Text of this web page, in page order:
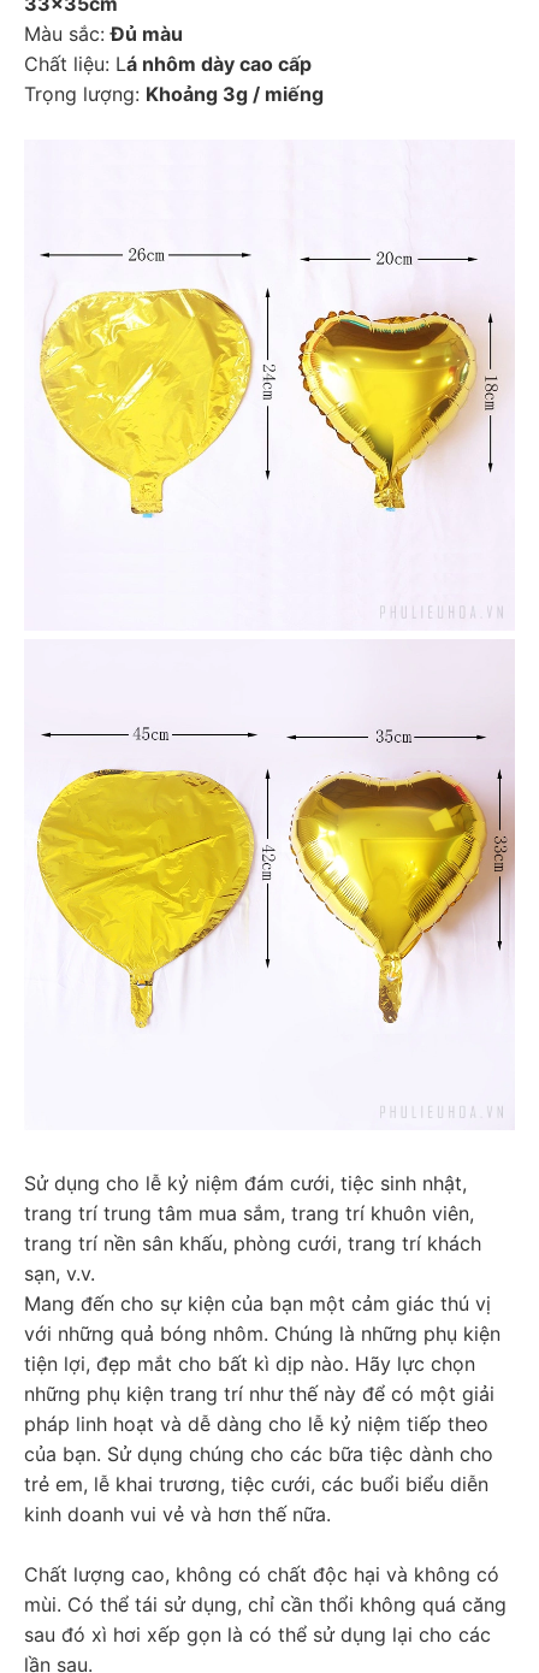
Màu sắc: Đủ màu
Chất liệu: Lá nhôm dày cao cấp
Trọng lượng: Khoảng 3g / miếng
Sử dụng cho lễ kỷ niệm đám cưới, tiệc sinh nhật,
trang trí trung tâm mua sắm, trang trí khuôn viên,
trang trí nền sân khấu, phòng cưới, trang trí khách
sạn, v.v.
Mang đến cho sự kiện của bạn một cảm giác thú vị
với những quả bóng nhôm. Chúng là những phụ kiện
tiện lợi, đẹp mắt cho bất kì dịp nào. Hãy lực chọn
những phụ kiện trang trí như thế này để có một giải
pháp linh hoạt và dễ dàng cho lễ kỷ niệm tiếp theo
của bạn. Sử dụng chúng cho các bữa tiệc dành cho
trẻ em, lễ khai trương, tiệc cưới, các buổi biểu diễn
kinh doanh vui vẻ và hơn thế nữa.
Chất lượng cao, không có chất độc hại và không có
mùi. Có thể tái sử dụng, chỉ cần thổi không quá căng
sau đó xì hơi xếp gọn là có thể sử dụng lại cho các
lần sau.